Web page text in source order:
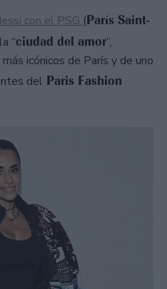
con el PSG (París Saint-
“ciudad del amor”,
icónicos de París y de uno
del Paris Fashion